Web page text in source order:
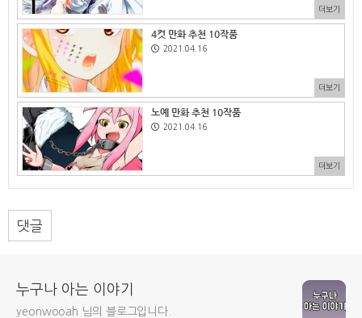
더보기
4컷 만화 추천 10작품
2021.04.16
더보기
노예 만화 추천 10작품
2021.04.16
더보기
댓글
누구나 아는 이야기
yeonwooah 님의 블로그입니다.